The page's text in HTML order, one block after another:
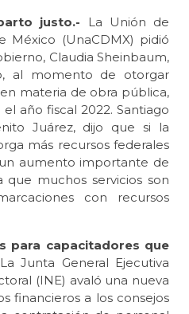
justo.- La Unión de
México (UnaCDMX) pidió
Claudia Sheinbaum,
al momento de otorgar
materia de obra pública,
año fiscal 2022. Santiago
Juárez, dijo que si la
más recursos federales
aumento importante de
que muchos servicios son
con recursos
para capacitadores que
La Junta General Ejecutiva
(INE) avaló una nueva
financieros a los consejos